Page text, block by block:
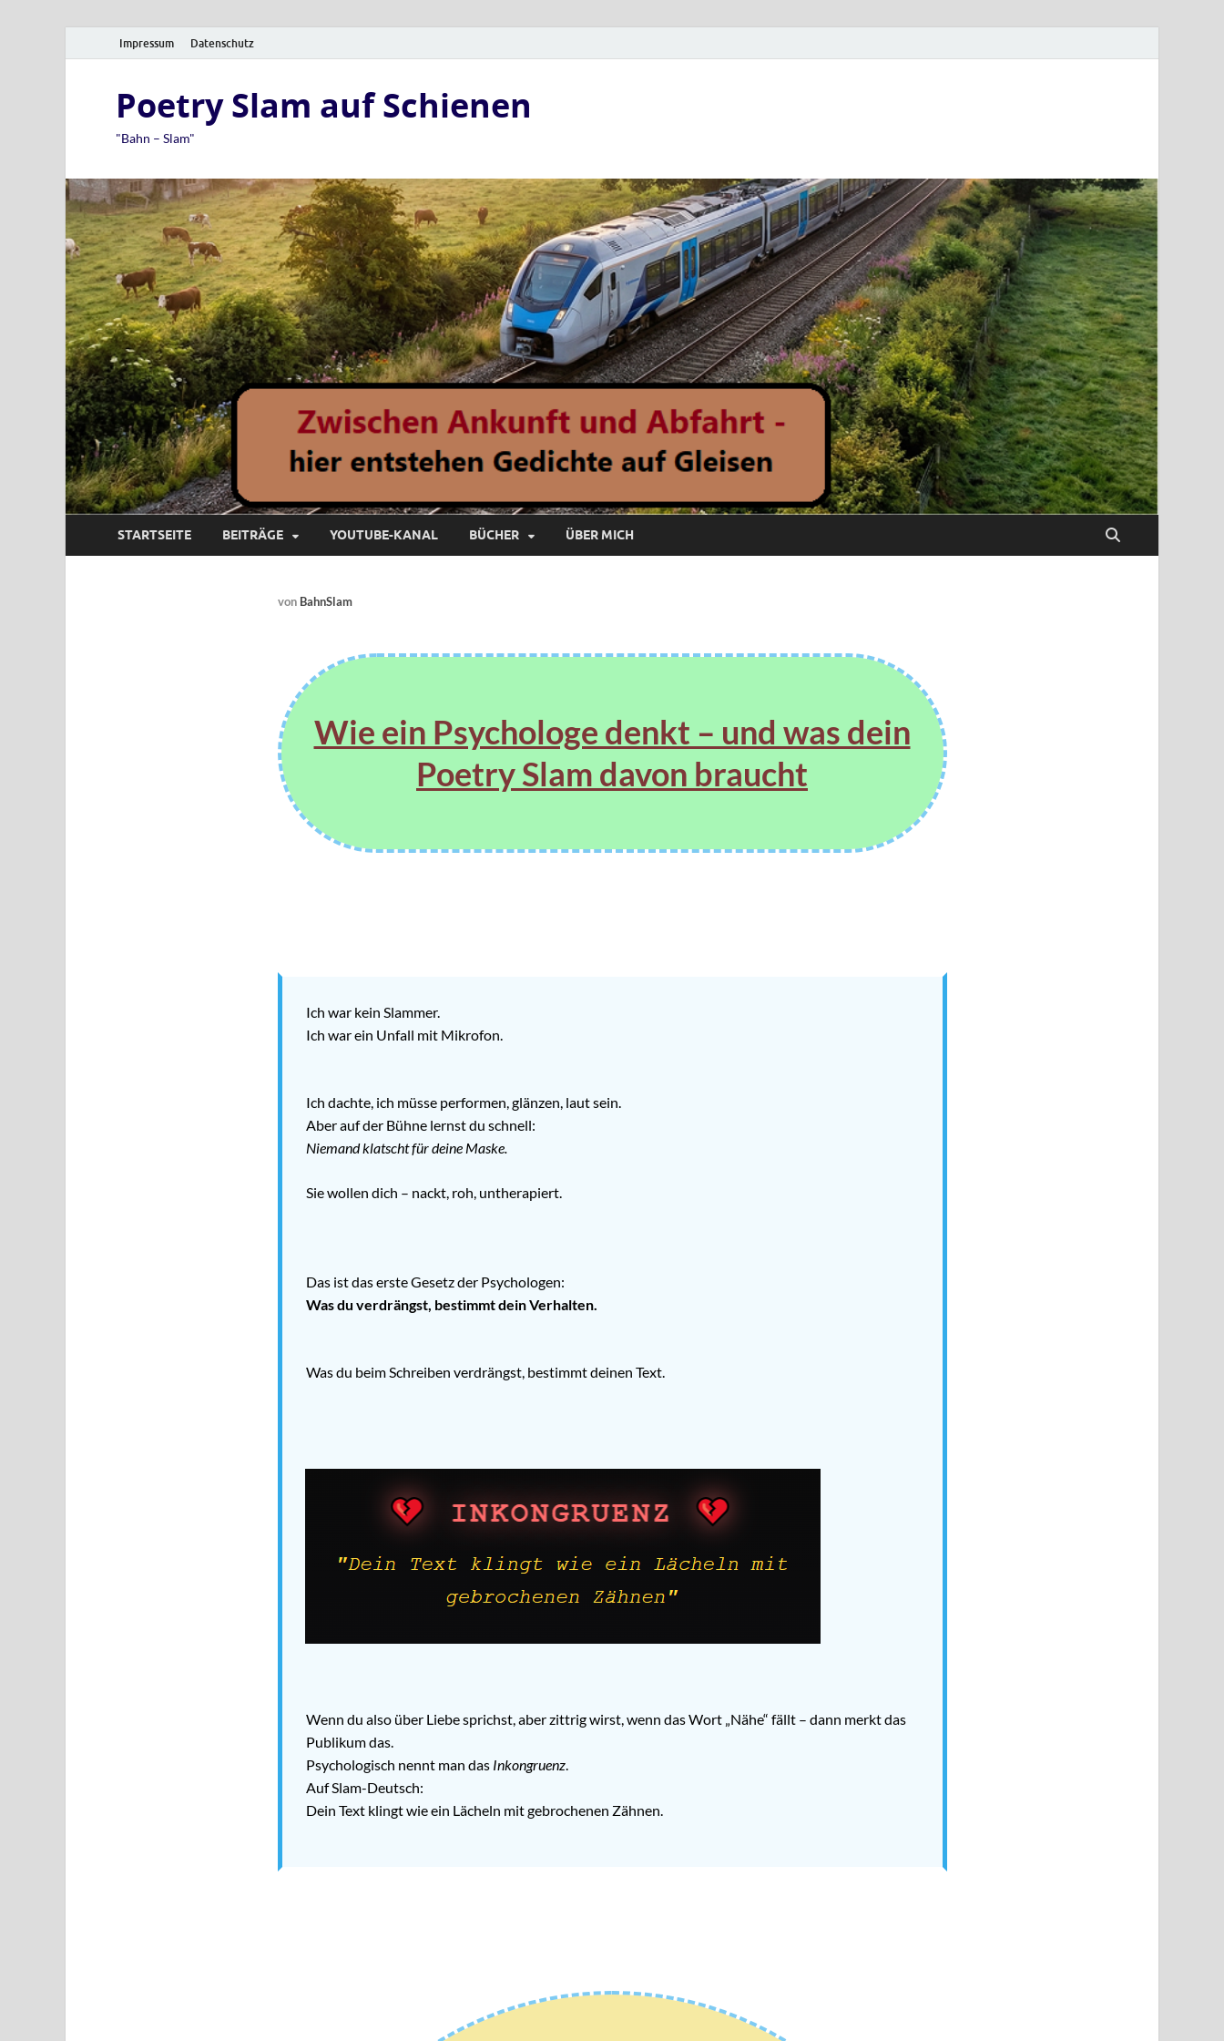
Impressum Datenschutz
Poetry Slam auf Schienen
"Bahn – Slam"
STARTSEITE BEITRÄGE YOUTUBE-KANAL BÜCHER ÜBER MICH
von BahnSlam
Wie ein Psychologe denkt – und was dein
Poetry Slam davon braucht
Ich war kein Slammer.
Ich war ein Unfall mit Mikrofon.
Ich dachte, ich müsse performen, glänzen, laut sein.
Aber auf der Bühne lernst du schnell:
Niemand klatscht für deine Maske.
Sie wollen dich – nackt, roh, untherapiert.
Das ist das erste Gesetz der Psychologen:
Was du verdrängst, bestimmt dein Verhalten.
Was du beim Schreiben verdrängst, bestimmt deinen Text.
Wenn du also über Liebe sprichst, aber zittrig wirst, wenn das Wort „Nähe“ fällt – dann merkt das
Publikum das.
Psychologisch nennt man das Inkongruenz.
Auf Slam-Deutsch:
Dein Text klingt wie ein Lächeln mit gebrochenen Zähnen.